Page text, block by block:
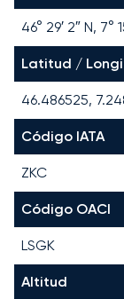
46° 29′ 2″ N, 7°
Latitud /
46.486525,
Código IATA
ZKC
Código OACI
LSGK
Altitud